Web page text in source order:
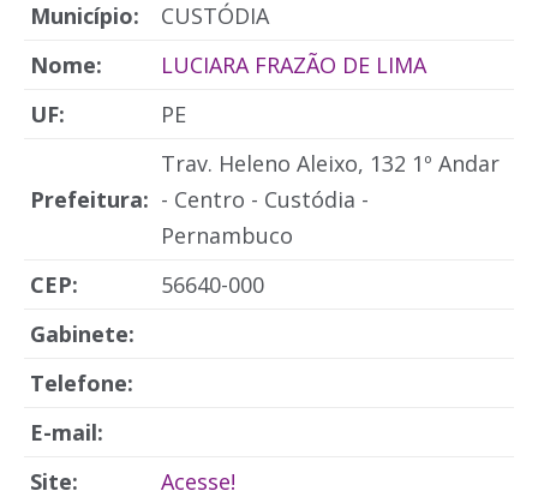
Município:
CUSTÓDIA
Nome:
LUCIARA FRAZÃO DE LIMA
UF:
PE
Prefeitura:
Trav. Heleno Aleixo, 132 1º Andar
- Centro - Custódia -
Pernambuco
CEP:
56640-000
Gabinete:
Telefone:
E-mail:
Site:
Acesse!